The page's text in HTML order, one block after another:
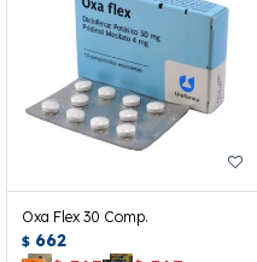
Oxa Flex 30 Comp.
$ 662